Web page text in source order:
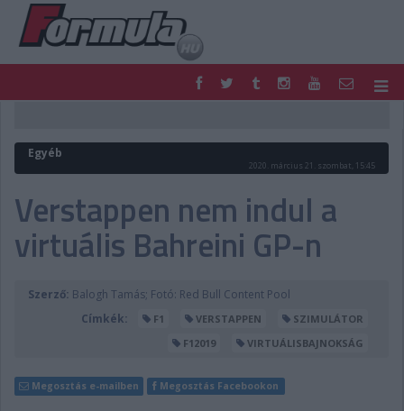
FORMULA
MOTOR
PODCAST
SHOP
LIVE
TIPPJÁTÉK
DIGITÁLIS MAGAZIN
PONTÁLLÁSOK
Egyéb
2020. március 21. szombat, 15:45
Verstappen nem indul a
virtuális Bahreini GP-n
Szerző: Balogh Tamás; Fotó: Red Bull Content Pool
Címkék:
F1 VERSTAPPEN
SZIMULÁTOR
F12019
VIRTUÁLISBAJNOKSÁG
Megosztás e-mailben Megosztás Facebookon